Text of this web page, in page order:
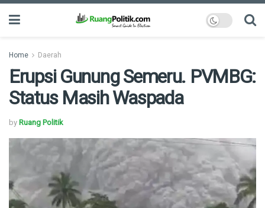
Home Daerah
Erupsi Gunung Semeru. PVMBG:
Status Masih Waspada
by Ruang Politik